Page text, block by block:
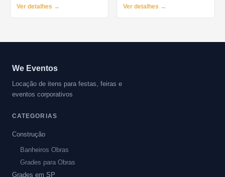
Ver detalhes → Ver detalhes →
We Eventos
Locação de itens para festas, feiras e
eventos corporativos
CATEGORIAS
Construção
Banheiros Obras
Grades para Obras
Grades em SP